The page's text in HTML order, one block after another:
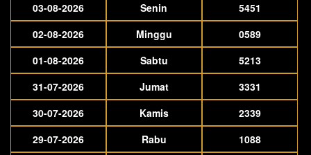
03-08-2026
Senin
5451
02-08-2026
Minggu
0589
01-08-2026
Sabtu
5213
31-07-2026
Jumat
3331
30-07-2026
Kamis
2339
29-07-2026
Rabu 1088